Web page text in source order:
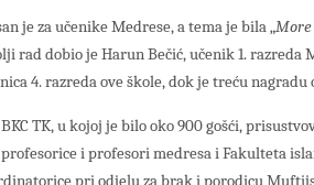
je za učenike Medrese, a tema je bila „More
rad dobio je Harun Bečić, učenik 1. razreda
4. razreda ove škole, dok je treću
TK, u kojoj je bilo oko 900 gošći,
i profesori medresa i Fakulteta
pri odjelu za brak i porodicu